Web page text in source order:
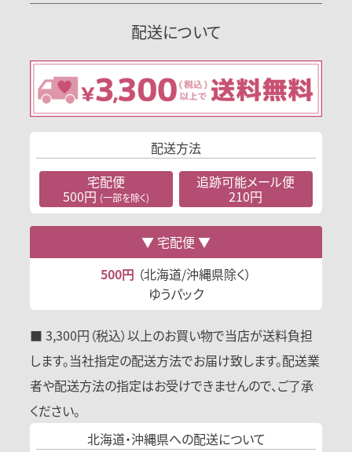
配送について
配送方法
宅配便
500円 (一部を除く)
追跡可能メール便
210円
宅配便
500円 （北海道/沖縄県除く）
ゆうパック
■ 3,300円（税込）以上のお買い物で当店が送料負担
します。当社指定の配送方法でお届け致します。配送業
者や配送方法の指定はお受けできませんので、ご了承
ください。
北海道・沖縄県への配送について